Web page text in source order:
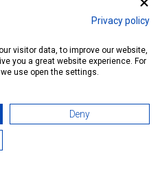
Privacy policy
visitor data, to improve our website,
you a great website experience. For
use open the settings.
Deny